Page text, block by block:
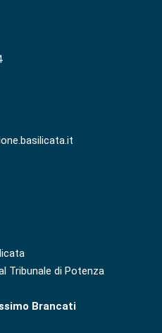
Tribunale di Potenza
Brancati